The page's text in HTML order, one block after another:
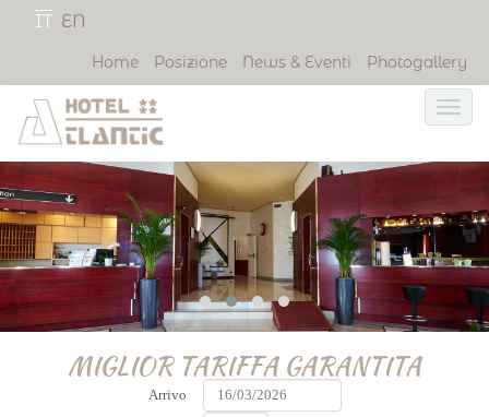
IT EN
Home Posizione News & Eventi Photogallery
MIGLIOR TARIFFA GARANTITA
Arrivo